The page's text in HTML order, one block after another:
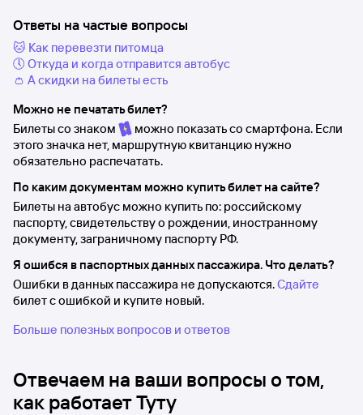
Ответы на частые вопросы
🐱 Как перевезти питомца
🕔 Откуда и когда отправится автобус
👛 А скидки на билеты есть
Можно не печатать билет?
Билеты со знаком
можно показать со смартфона. Если
этого значка нет, маршрутную квитанцию нужно
обязательно распечатать.
По каким документам можно купить билет на сайте?
Билеты на автобус можно купить по: российскому
паспорту, свидетельству о рождении, иностранному
документу, заграничному паспорту РФ.
Я ошибся в паспортных данных пассажира. Что делать?
Ошибки в данных пассажира не допускаются.Сдайте
билет с ошибкой и купите новый.
Больше полезных вопросов и ответов
Отвечаем на ваши вопросы о том,
как работает Туту